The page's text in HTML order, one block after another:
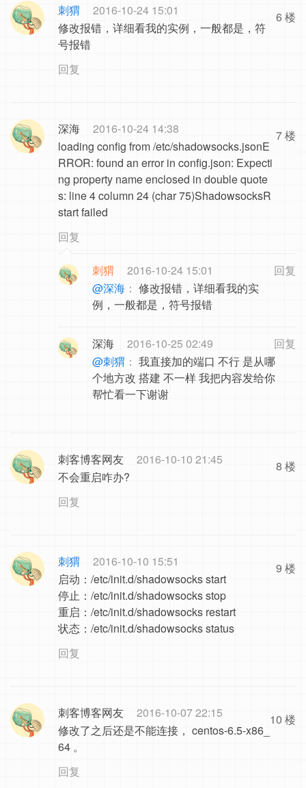
6 楼
刺猬
2016-10-24 15:01
修改报错，详细看我的实例，一般都是，符
号报错
回复
7 楼
深海
2016-10-24 14:38
loading config from /etc/shadowsocks.jsonE
RROR: found an error in config.json: Expecti
ng property name enclosed in double quote
s: line 4 column 24 (char 75)ShadowsocksR
start failed
回复
回复
刺猬
2016-10-24 15:01
@深海 ： 修改报错，详细看我的实
例，一般都是，符号报错
回复
深海
2016-10-25 02:49
@刺猬 ： 我直接加的端口 不行 是从哪
个地方改 搭建 不一样 我把内容发给你
帮忙看一下谢谢
8 楼
刺客博客网友
2016-10-10 21:45
不会重启咋办?
回复
9 楼
刺猬
2016-10-10 15:51
启动：/etc/init.d/shadowsocks start
停止：/etc/init.d/shadowsocks stop
重启：/etc/init.d/shadowsocks restart
状态：/etc/init.d/shadowsocks status
回复
10 楼
刺客博客网友
2016-10-07 22:15
修改了之后还是不能连接， centos-6.5-x86_
64 。
回复